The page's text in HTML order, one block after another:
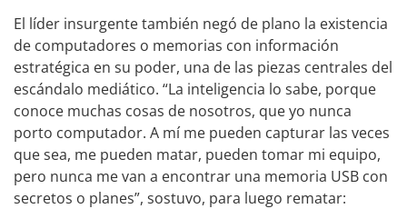
El líder insurgente también negó de plano la existencia
de computadores o memorias con información
estratégica en su poder, una de las piezas centrales del
escándalo mediático. “La inteligencia lo sabe, porque
conoce muchas cosas de nosotros, que yo nunca
porto computador. A mí me pueden capturar las veces
que sea, me pueden matar, pueden tomar mi equipo,
pero nunca me van a encontrar una memoria USB con
secretos o planes”, sostuvo, para luego rematar: